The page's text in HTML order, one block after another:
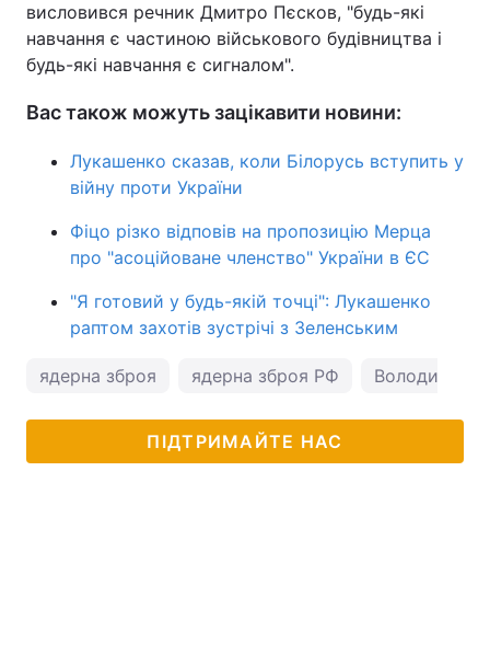
висловився речник Дмитро Пєсков, "будь-які
навчання є частиною військового будівництва і
будь-які навчання є сигналом".
Вас також можуть зацікавити новини:
Лукашенко сказав, коли Білорусь вступить у
війну проти України
Фіцо різко відповів на пропозицію Мерца
про "асоційоване членство" України в ЄС
"Я готовий у будь-якій точці": Лукашенко
раптом захотів зустрічі з Зеленським
ядерна зброя ядерна зброя РФ Володимир
ПІДТРИМАЙТЕ НАС